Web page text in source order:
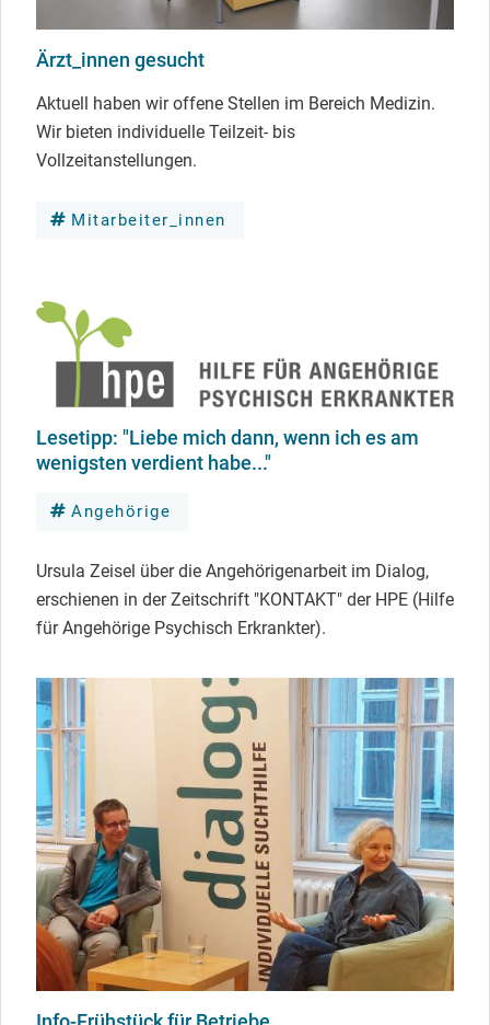
Ärzt_innen gesucht
Aktuell haben wir offene Stellen im Bereich Medizin.
Wir bieten individuelle Teilzeit- bis
Vollzeitanstellungen.
Mitarbeiter_innen
Lesetipp: "Liebe mich dann, wenn ich es am
wenigsten verdient habe..."
Angehörige
Ursula Zeisel über die Angehörigenarbeit im Dialog,
erschienen in der Zeitschrift "KONTAKT" der HPE (Hilfe
für Angehörige Psychisch Erkrankter).